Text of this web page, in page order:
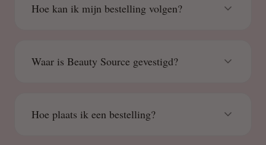
Hoe kan ik mijn bestelling volgen?
Waar is Beauty Source gevestigd?
Hoe plaats ik een bestelling?